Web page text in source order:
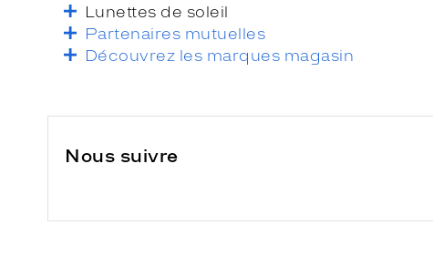
Lunettes de soleil
Partenaires mutuelles
Découvrez les marques magasin
Nous suivre